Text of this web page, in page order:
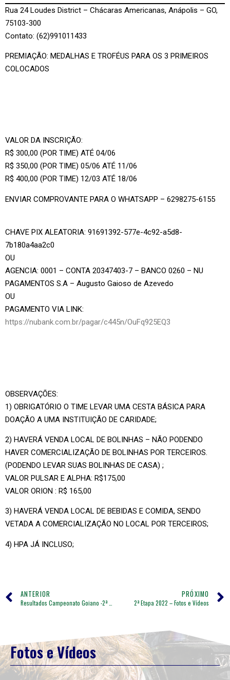
Rua 24 Loudes District – Chácaras Americanas, Anápolis – GO,
75103-300
Contato: (62)991011433
PREMIAÇÃO: MEDALHAS E TROFÉUS PARA OS 3 PRIMEIROS
COLOCADOS
VALOR DA INSCRIÇÃO:
R$ 300,00 (POR TIME) ATÉ 04/06
R$ 350,00 (POR TIME) 05/06 ATÉ 11/06
R$ 400,00 (POR TIME) 12/03 ATÉ 18/06
ENVIAR COMPROVANTE PARA O WHATSAPP – 6298275-6155
CHAVE PIX ALEATORIA: 91691392-577e-4c92-a5d8-
7b180a4aa2c0
OU
AGENCIA: 0001 – CONTA 20347403-7 – BANCO 0260 – NU
PAGAMENTOS S.A – Augusto Gaioso de Azevedo
OU
PAGAMENTO VIA LINK:
https://nubank.com.br/pagar/c445n/OuFq925EQ3
OBSERVAÇÕES:
1) OBRIGATÓRIO O TIME LEVAR UMA CESTA BÁSICA PARA
DOAÇÃO A UMA INSTITUIÇÃO DE CARIDADE;
2) HAVERÁ VENDA LOCAL DE BOLINHAS – NÃO PODENDO
HAVER COMERCIALIZAÇÃO DE BOLINHAS POR TERCEIROS.
(PODENDO LEVAR SUAS BOLINHAS DE CASA) ;
VALOR PULSAR E ALPHA: R$175,00
VALOR ORION : R$ 165,00
3) HAVERÁ VENDA LOCAL DE BEBIDAS E COMIDA, SENDO
VETADA A COMERCIALIZAÇÃO NO LOCAL POR TERCEIROS;
4) HPA JÁ INCLUSO;
ANTERIOR PRÓXIMO
2ª Etapa 2022 – Fotos e Vídeos
Fotos e Vídeos